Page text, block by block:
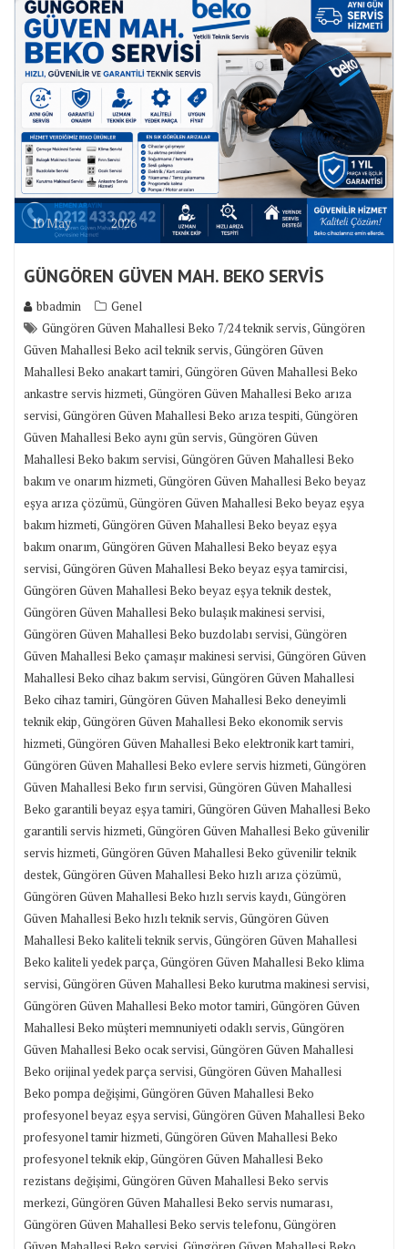
10May 2026
GÜNGÖREN GÜVEN MAH. BEKO SERVİS
bbadmin
Genel
Güngören Güven Mahallesi Beko 7/24 teknik servis,Güngören
Güven Mahallesi Beko acil teknik servis,Güngören Güven
Mahallesi Beko anakart tamiri,Güngören Güven Mahallesi Beko
ankastre servis hizmeti,Güngören Güven Mahallesi Beko arıza
servisi,Güngören Güven Mahallesi Beko arıza tespiti,Güngören
Güven Mahallesi Beko aynı gün servis,Güngören Güven
Mahallesi Beko bakım servisi,Güngören Güven Mahallesi Beko
bakım ve onarım hizmeti,Güngören Güven Mahallesi Beko beyaz
eşya arıza çözümü,Güngören Güven Mahallesi Beko beyaz eşya
bakım hizmeti,Güngören Güven Mahallesi Beko beyaz eşya
bakım onarım,Güngören Güven Mahallesi Beko beyaz eşya
servisi,Güngören Güven Mahallesi Beko beyaz eşya tamircisi,
Güngören Güven Mahallesi Beko beyaz eşya teknik destek,
Güngören Güven Mahallesi Beko bulaşık makinesi servisi,
Güngören Güven Mahallesi Beko buzdolabı servisi,Güngören
Güven Mahallesi Beko çamaşır makinesi servisi,Güngören Güven
Mahallesi Beko cihaz bakım servisi,Güngören Güven Mahallesi
Beko cihaz tamiri,Güngören Güven Mahallesi Beko deneyimli
teknik ekip,Güngören Güven Mahallesi Beko ekonomik servis
hizmeti,Güngören Güven Mahallesi Beko elektronik kart tamiri,
Güngören Güven Mahallesi Beko evlere servis hizmeti,Güngören
Güven Mahallesi Beko fırın servisi,Güngören Güven Mahallesi
Beko garantili beyaz eşya tamiri,Güngören Güven Mahallesi Beko
garantili servis hizmeti,Güngören Güven Mahallesi Beko güvenilir
servis hizmeti,Güngören Güven Mahallesi Beko güvenilir teknik
destek,Güngören Güven Mahallesi Beko hızlı arıza çözümü,
Güngören Güven Mahallesi Beko hızlı servis kaydı,Güngören
Güven Mahallesi Beko hızlı teknik servis,Güngören Güven
Mahallesi Beko kaliteli teknik servis,Güngören Güven Mahallesi
Beko kaliteli yedek parça,Güngören Güven Mahallesi Beko klima
servisi,Güngören Güven Mahallesi Beko kurutma makinesi servisi,
Güngören Güven Mahallesi Beko motor tamiri,Güngören Güven
Mahallesi Beko müşteri memnuniyeti odaklı servis,Güngören
Güven Mahallesi Beko ocak servisi,Güngören Güven Mahallesi
Beko orijinal yedek parça servisi,Güngören Güven Mahallesi
Beko pompa değişimi,Güngören Güven Mahallesi Beko
profesyonel beyaz eşya servisi,Güngören Güven Mahallesi Beko
profesyonel tamir hizmeti,Güngören Güven Mahallesi Beko
profesyonel teknik ekip,Güngören Güven Mahallesi Beko
rezistans değişimi,Güngören Güven Mahallesi Beko servis
merkezi,Güngören Güven Mahallesi Beko servis numarası,
Güngören Güven Mahallesi Beko servis telefonu,Güngören